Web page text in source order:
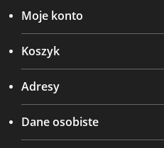
Moje konto
Koszyk
Adresy
Dane osobiste